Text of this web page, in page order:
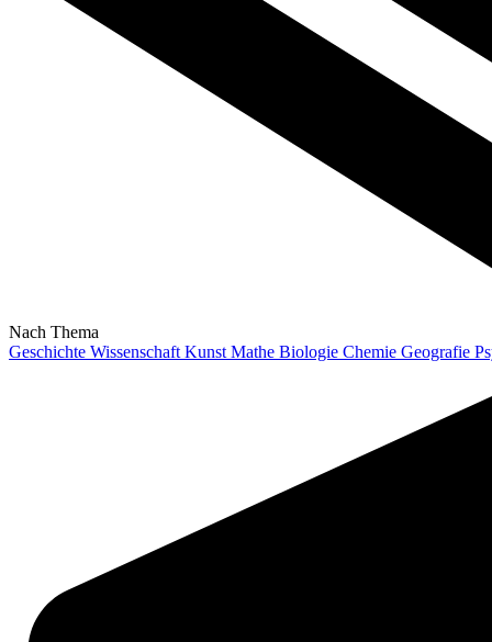
Nach Thema
Geschichte Wissenschaft Kunst Mathe Biologie Chemie Geografie